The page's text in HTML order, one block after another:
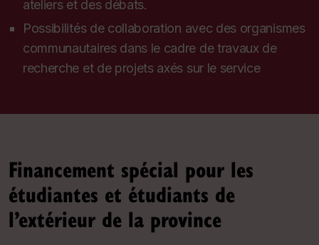
ateliers et des débats.
Possibilités de collaboration avec des organismes
communautaires dans le cadre de travaux de
recherche et de projets axés sur le service
Financement spécial pour les
étudiantes et étudiants de
l’extérieur de la province